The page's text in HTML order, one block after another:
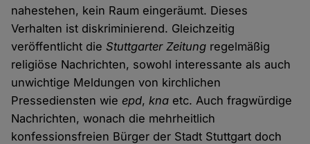
nahestehen, kein Raum eingeräumt. Dieses
Verhalten ist diskriminierend. Gleichzeitig
veröffentlicht dieStuttgarter Zeitung regelmäßig
religiöse Nachrichten, sowohl interessante als auch
unwichtige Meldungen von kirchlichen
Pressediensten wieepd,kna etc. Auch fragwürdige
Nachrichten, wonach die mehrheitlich
konfessionsfreien Bürger der Stadt Stuttgart doch